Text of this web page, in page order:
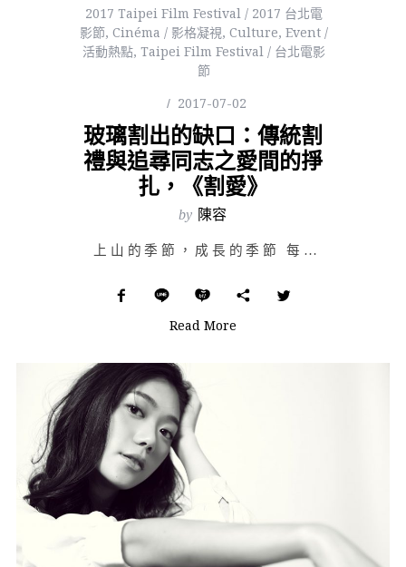
2017 Taipei Film Festival / 2017 台北電
影節,Cinéma / 影格凝視,Culture,Event /
活動熱點,Taipei Film Festival / 台北電影
節
2017-07-02
玻璃割出的缺口：傳統割
禮與追尋同志之愛間的掙
扎，《割愛》
by 陳容
上山的季節，成長的季節 每年都有一個上山的季節。那是與一年當中其他日子截然不同的八個禮…
Read More